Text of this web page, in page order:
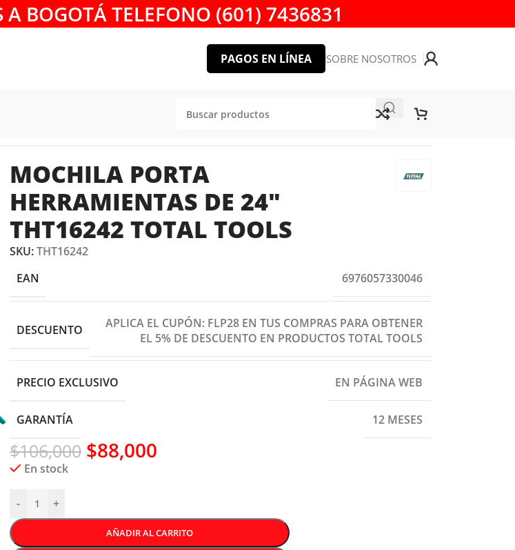
A BOGOTÁ TELEFONO (601) 7436831
PAGOS EN LÍNEA SOBRE NOSOTROS
MOCHILA PORTA
HERRAMIENTAS DE 24″
THT16242 TOTAL TOOLS
SKU:THT16242
EAN
6976057330046
DESCUENTO
APLICA EL CUPÓN: FLP28 EN TUS COMPRAS PARA OBTENER
EL 5% DE DESCUENTO EN PRODUCTOS TOTAL TOOLS
PRECIO EXCLUSIVO EN PÁGINA WEB
GARANTÍA 12 MESES
$106,000 $88,000
En stock
- +
AÑADIR AL CARRITO